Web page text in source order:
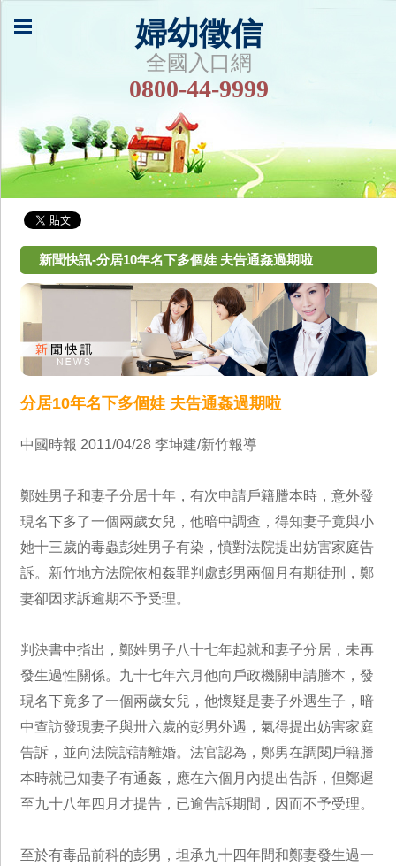
婦幼徵信
全國入口網
0800-44-9999
新聞快訊-分居10年名下多個娃 夫告通姦過期啦
分居10年名下多個娃 夫告通姦過期啦
中國時報 2011/04/28 李坤建/新竹報導
鄭姓男子和妻子分居十年，有次申請戶籍謄本時，意外發
現名下多了一個兩歲女兒，他暗中調查，得知妻子竟與小
她十三歲的毒蟲彭姓男子有染，憤對法院提出妨害家庭告
訴。新竹地方法院依相姦罪判處彭男兩個月有期徒刑，鄭
妻卻因求訴逾期不予受理。
判決書中指出，鄭姓男子八十七年起就和妻子分居，未再
發生過性關係。九十七年六月他向戶政機關申請謄本，發
現名下竟多了一個兩歲女兒，他懷疑是妻子外遇生子，暗
中查訪發現妻子與卅六歲的彭男外遇，氣得提出妨害家庭
告訴，並向法院訴請離婚。法官認為，鄭男在調閱戶籍謄
本時就已知妻子有通姦，應在六個月內提出告訴，但鄭遲
至九十八年四月才提告，已逾告訴期間，因而不予受理。
至於有毒品前科的彭男，坦承九十四年間和鄭妻發生過一